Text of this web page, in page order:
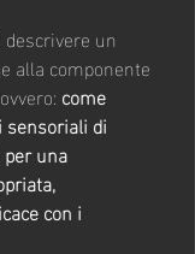
un
alla componente
come
di
una
con i